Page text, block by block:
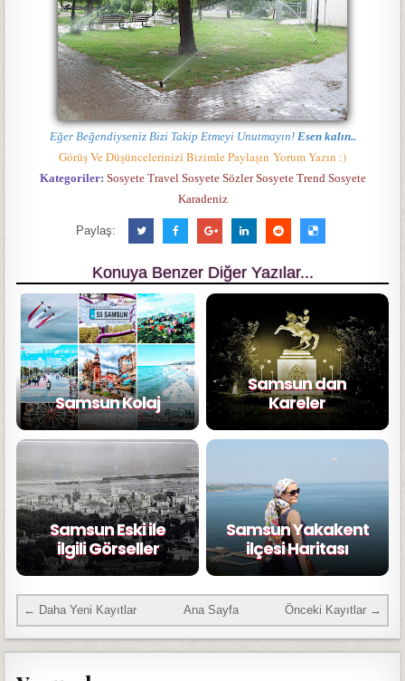
Eğer Beğendiyseniz Bizi Takip Etmeyi Unutmayın! Esen kalın..
Görüş Ve Düşüncelerinizi Bizimle Paylaşın Yorum Yazın :)
Kategoriler: Sosyete Travel Sosyete Sözler Sosyete Trend Sosyete
Karadeniz
Paylaş:
Konuya Benzer Diğer Yazılar...
Samsun Kolaj
Samsun dan
Kareler
Samsun Eski ile
ilgili Görseller
Samsun Yakakent
ilçesi Haritası
← Daha Yeni Kayıtlar Önceki Kayıtlar →
Ana Sayfa